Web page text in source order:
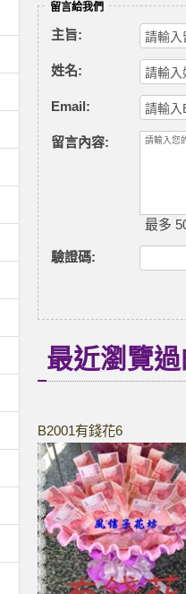
留言給我們
主旨:
姓名:
Email:
留言內容:
最多
驗證碼:
最近瀏覽
B2001有錢花6